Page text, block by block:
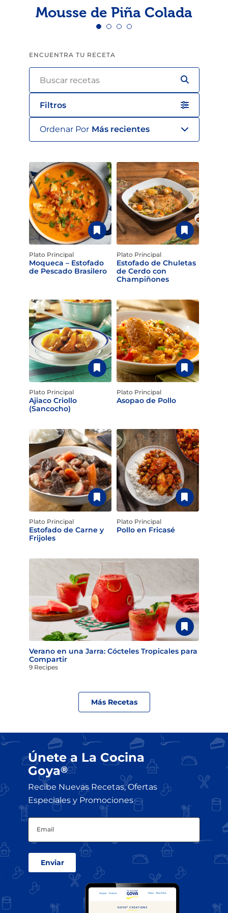
Mousse de Piña Colada
ENCUENTRA TU RECETA
Filtros
Ordenar Por Más recientes
Plato Principal
Moqueca – Estofado
de Pescado Brasilero
Plato Principal
Estofado de Chuletas
de Cerdo con
Champiñones
Plato Principal
Ajiaco Criollo
(Sancocho)
Plato Principal
Asopao de Pollo
Plato Principal
Estofado de Carne y
Frijoles
Plato Principal
Pollo en Fricasé
Verano en una Jarra: Cócteles Tropicales para
Compartir
9 Recipes
Más Recetas
Únete a La Cocina
Goya®
Recibe Nuevas Recetas, Ofertas
Especiales y Promociones